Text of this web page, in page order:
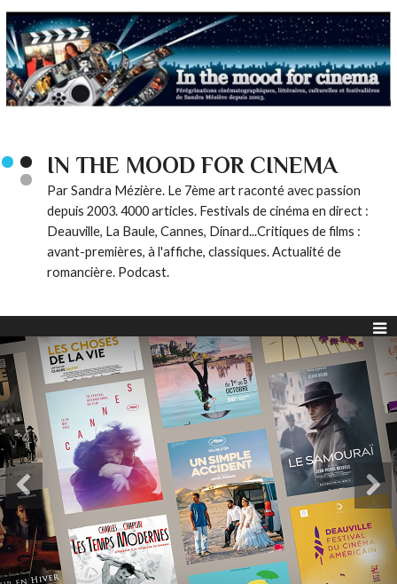
IN THE MOOD FOR CINEMA
Par Sandra Mézière. Le 7ème art raconté avec passion
depuis 2003. 4000 articles. Festivals de cinéma en direct :
Deauville, La Baule, Cannes, Dinard...Critiques de films :
avant-premières, à l'affiche, classiques. Actualité de
romancière. Podcast.